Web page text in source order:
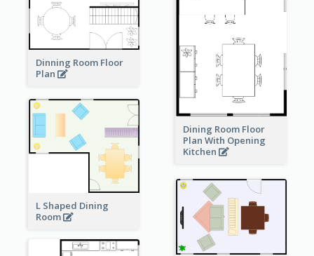
Dining Room Floor
Plan With Opening
Kitchen
Dinning Room Floor
Plan
L Shaped Dining
Room